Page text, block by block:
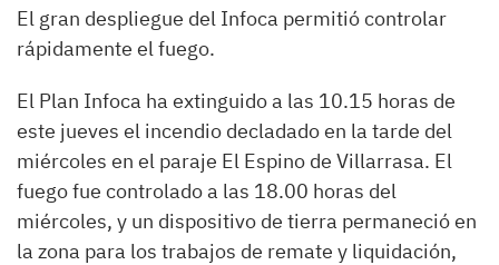
El gran despliegue del Infoca permitió controlar
rápidamente el fuego.
El Plan Infoca ha extinguido a las 10.15 horas de
este jueves el incendio decladado en la tarde del
miércoles en el paraje El Espino de Villarrasa. El
fuego fue controlado a las 18.00 horas del
miércoles, y un dispositivo de tierra permaneció en
la zona para los trabajos de remate y liquidación,